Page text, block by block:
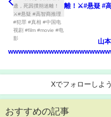
離！⚔️#悬疑 #
山
Xでフォローしよう
おすすめの記事